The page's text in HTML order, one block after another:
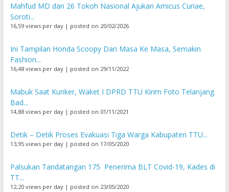
Mahfud MD dan 26 Tokoh Nasional Ajukan Amicus Curiae,
Soroti...
16,59 views per day| posted on 20/02/2026
Ini Tampilan Honda Scoopy Dari Masa Ke Masa, Semakin
Fashion...
16,48 views per day| posted on 29/11/2022
Mabuk Saat Kunker, Waket I DPRD TTU Kirim Foto Telanjang
Bad...
14,88 views per day| posted on 01/11/2021
Detik – Detik Proses Evakuasi Tiga Warga Kabupaten TTU...
13,95 views per day| posted on 17/05/2020
Palsukan Tandatangan 175 Penerima BLT Covid-19, Kades di
TT...
12,20 views per day| posted on 23/05/2020